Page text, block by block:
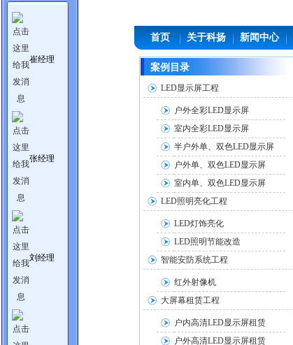
首页 关于科扬 新闻中心
案例目录
LED显示屏工程
户外全彩LED显示屏
室内全彩LED显示屏
半户外单、双色LED显示屏
户外单、双色LED显示屏
室内单、双色LED显示屏
LED照明亮化工程
LED灯饰亮化
LED照明节能改造
智能安防系统工程
红外射像机
大屏幕租赁工程
户内高清LED显示屏租赁
户外高清LED显示屏租赁
崔经理
张经理
刘经理